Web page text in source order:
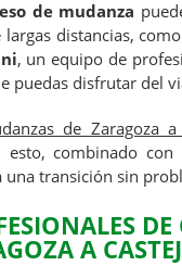
de mudanza
largas distancias,
, un equipo de
puedas disfrutar del
de Zaragoza
esto, combinado
una transición sin
A